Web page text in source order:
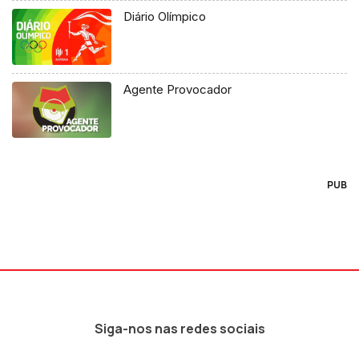
Diário Olímpico
Agente Provocador
PUB
Siga-nos nas redes sociais